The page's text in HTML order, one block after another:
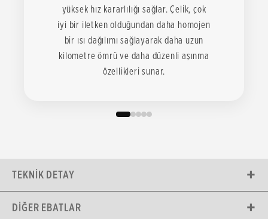
yüksek hız kararlılığı sağlar. Çelik, çok
iyi bir iletken olduğundan daha homojen
bir ısı dağılımı sağlayarak daha uzun
kilometre ömrü ve daha düzenli aşınma
özellikleri sunar.
TEKNIK DETAY
DIĞER EBATLAR